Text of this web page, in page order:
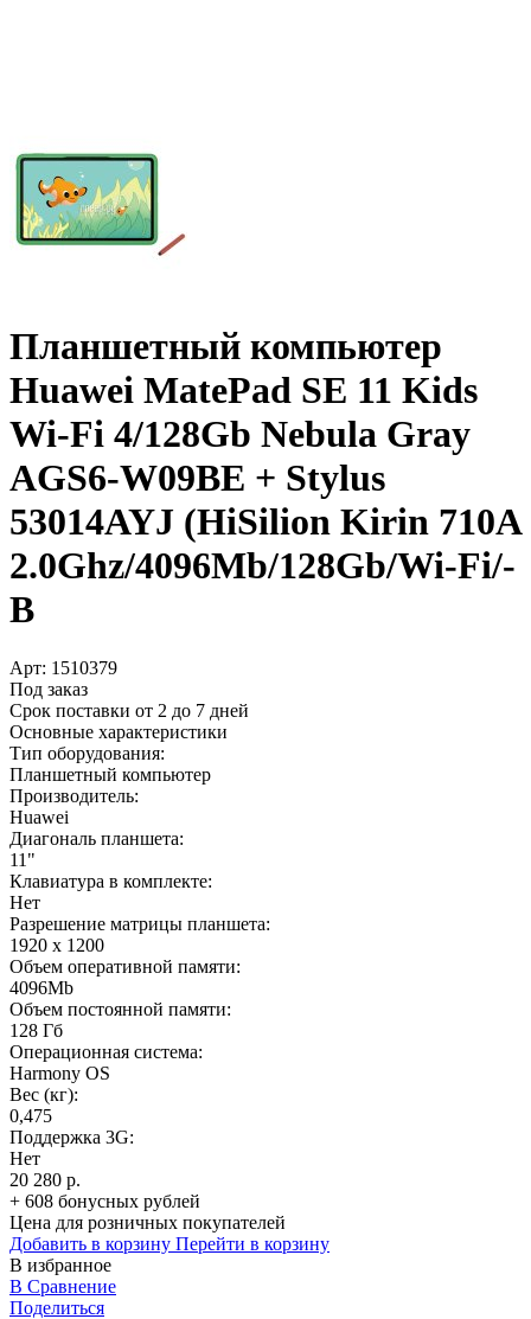
Планшетный компьютер
Huawei MatePad SE 11 Kids
Wi-Fi 4/­128Gb Nebula Gray
AGS6-W09BE +­ Stylus
53014AYJ (HiSilion Kirin 710A
2.0Ghz/­4096Mb/­128Gb/­Wi-Fi/­
B
Арт: 1510379
Под заказ
Срок поставки от 2 до 7 дней
Основные характеристики
Тип оборудования:
Планшетный компьютер
Производитель:
Huawei
Диагональ планшета:
11"
Клавиатура в комплекте:
Нет
Разрешение матрицы планшета:
1920 x 1200
Объем оперативной памяти:
4096Mb
Объем постоянной памяти:
128 Гб
Операционная система:
Harmony OS
Вес (кг):
0,475
Поддержка 3G:
Нет
20 280 р.
+ 608 бонусных рублей
Цена для розничных покупателей
Добавить в корзину Перейти в корзину
В избранное
В Сравнение
Поделиться